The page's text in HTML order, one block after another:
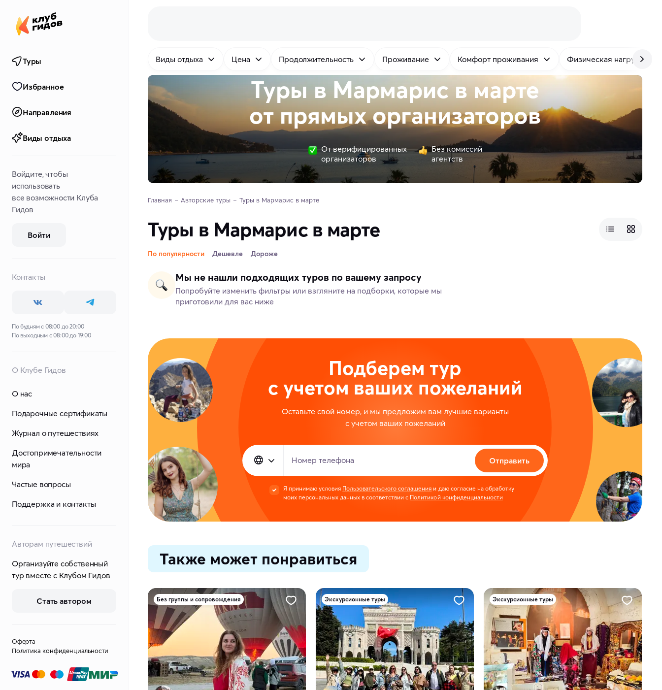
Туры
Избранное
Направления
Виды отдыха
Войдите, чтобы
использовать
все возможности Клуба
Гидов
Войти
Контакты
По будням с 08:00 до 20:00
По выходным с 08:00 до 19:00
О Клубе Гидов
О нас
Подарочные сертификаты
Журнал о путешествиях
Достопримечательности
мира
Частые вопросы
Поддержка и контакты
Авторам путешествий
Организуйте собственный
тур вместе с Клубом Гидов
Стать автором
Оферта
Политика конфиденциальности
Виды отдыха Цена Продолжительность Проживание Комфорт проживания Физическая нагрузка
Туры в Мармарис в марте
отпрямыхорганизаторов
От верифицированных
организаторов
Без комиссий
агентств
Главная Авторские туры Туры в Мармарис в марте
Туры в Мармарис в марте
По популярности Дешевле Дороже
Мы не нашли подходящих туров по вашему запросу
Попробуйте изменить фильтры или взгляните на подборки, которые мы
приготовили для вас ниже
Подберем тур
с учетом ваших пожеланий
Оставьте свой номер, и мы предложим вам лучшие варианты
с учетом ваших пожеланий
Номер телефона Отправить
Я принимаю условия Пользовательского соглашения и даю согласие на обработку
моих персональных данных в соответствии с Политикой конфиденциальности
Также может понравиться
Без группы и сопровождения Экскурсионные туры Экскурсионные туры